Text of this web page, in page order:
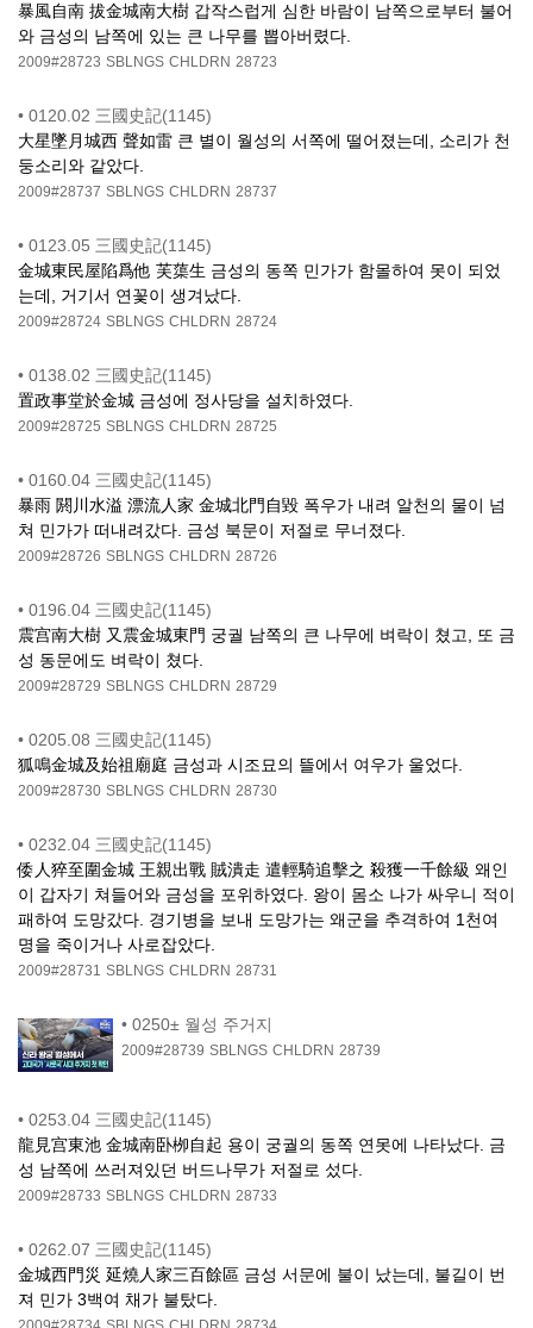
暴風自南 拔金城南大樹 갑작스럽게 심한 바람이 남쪽으로부터 불어
와 금성의 남쪽에 있는 큰 나무를 뽑아버렸다.
2009#28723 SBLNGS CHLDRN 28723
• 0120.02 三國史記(1145)
大星墜月城西 聲如雷 큰 별이 월성의 서쪽에 떨어졌는데, 소리가 천
둥소리와 같았다.
2009#28737 SBLNGS CHLDRN 28737
• 0123.05 三國史記(1145)
金城東民屋陷爲他 芙蕖生 금성의 동쪽 민가가 함몰하여 못이 되었
는데, 거기서 연꽃이 생겨났다.
2009#28724 SBLNGS CHLDRN 28724
• 0138.02 三國史記(1145)
置政事堂於金城 금성에 정사당을 설치하였다.
2009#28725 SBLNGS CHLDRN 28725
• 0160.04 三國史記(1145)
暴雨 閼川水溢 漂流人家 金城北門自毀 폭우가 내려 알천의 물이 넘
쳐 민가가 떠내려갔다. 금성 북문이 저절로 무너졌다.
2009#28726 SBLNGS CHLDRN 28726
• 0196.04 三國史記(1145)
震宫南大樹 又震金城東門 궁궐 남쪽의 큰 나무에 벼락이 쳤고, 또 금
성 동문에도 벼락이 쳤다.
2009#28729 SBLNGS CHLDRN 28729
• 0205.08 三國史記(1145)
狐鳴金城及始祖廟庭 금성과 시조묘의 뜰에서 여우가 울었다.
2009#28730 SBLNGS CHLDRN 28730
• 0232.04 三國史記(1145)
倭人猝至圍金城 王親出戰 賊潰走 遣輕騎追擊之 殺獲一千餘級 왜인
이 갑자기 쳐들어와 금성을 포위하였다. 왕이 몸소 나가 싸우니 적이
패하여 도망갔다. 경기병을 보내 도망가는 왜군을 추격하여 1천여
명을 죽이거나 사로잡았다.
2009#28731 SBLNGS CHLDRN 28731
• 0250± 월성 주거지
2009#28739 SBLNGS CHLDRN 28739
• 0253.04 三國史記(1145)
龍見宫東池 金城南卧栁自起 용이 궁궐의 동쪽 연못에 나타났다. 금
성 남쪽에 쓰러져있던 버드나무가 저절로 섰다.
2009#28733 SBLNGS CHLDRN 28733
• 0262.07 三國史記(1145)
金城西門災 延燒人家三百餘區 금성 서문에 불이 났는데, 불길이 번
져 민가 3백여 채가 불탔다.